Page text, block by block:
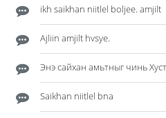
ikh saikhan niitlel boljee. amjilt
Ajliin amjilt hvsye.
Энэ сайхан амьтныг чинь
Saikhan niitlel bna